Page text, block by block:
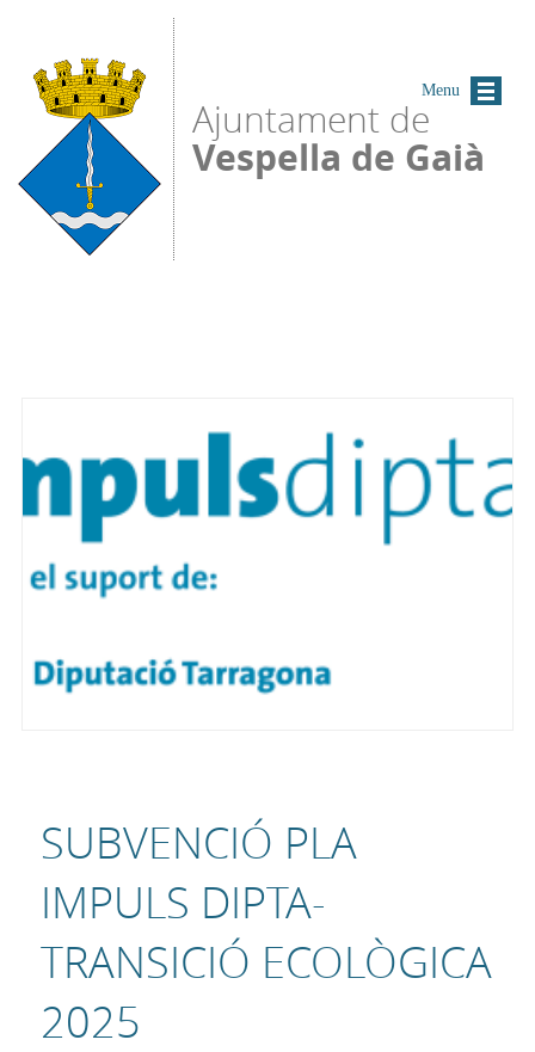
Ajuntament de
Vespella de Gaià
SUBVENCIÓ PLA
IMPULS DIPTA-
TRANSICIÓ ECOLÒGICA
2025
Menu